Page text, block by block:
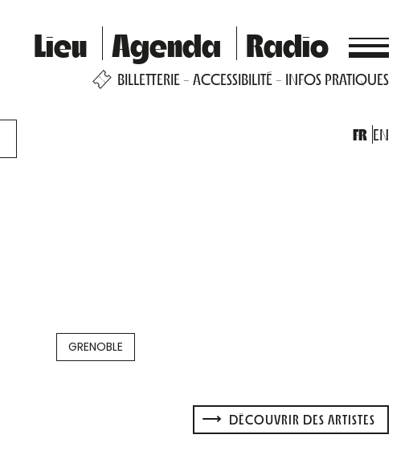
Lieu Agenda Radio
BILLETTERIE ACCESSIBILITÉ INFOS PRATIQUES
FR EN
GRENOBLE
DÉCOUVRIR DES ARTISTES